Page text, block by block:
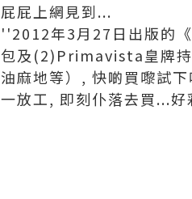
屁屁上網見到...
''2012年3月27日出版的
包及(2)Primavista皇牌持
油麻地等）, 快啲買嚟試
一放工, 即刻仆落去買...